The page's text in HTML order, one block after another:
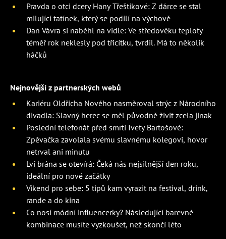
Pravda o otci dcery Hany Třeštíkové: Z dárce se stal
milující tatínek, který se podílí na výchově
Dan Vávra si naběhl na vidle: Ve středověku teploty
téměř rok neklesly pod třicítku, tvrdil. Má to několik
háčků
Nejnovější z partnerských webů
Kariéru Oldřicha Nového nasměroval strýc z Národního
divadla: Slavný herec se měl původně živit zcela jinak
Poslední telefonát před smrtí Ivety Bartošové:
Zpěvačka zavolala svému slavnému kolegovi, hovor
netrval ani minutu
Lví brána se otevírá: Čeká nás nejsilnější den roku,
ideální pro nové začátky
Víkend pro sebe: 5 tipů kam vyrazit na festival, drink,
rande a do kina
Co nosí módní influencerky? Následující barevné
kombinace musíte vyzkoušet, než skončí léto